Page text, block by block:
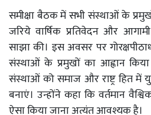
समीक्षा बैठक में सभी संस्थाओं के
जरिये वार्षिक प्रतिवेदन और
साझा की। इस अवसर पर
संस्थाओं के प्रमुखों का आह्वान
संस्थाओं को समाज और राष्ट्र हित में
बनाएं। उन्होंने कहा कि वर्तमान
ऐसा किया जाना अत्यंत आवश्यक है।